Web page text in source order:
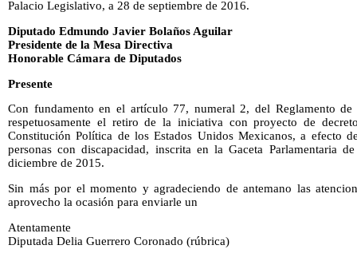
Palacio Legislativo, a 28 de septiembre de 2016.
Diputado Edmundo Javier Bolaños Aguilar
Presidente de la Mesa Directiva
Honorable Cámara de Diputados
Presente
Con fundamento en el artículo 77, numeral 2, del Reglamento
respetuosamente el retiro de la iniciativa con proyecto de
Constitución Política de los Estados Unidos Mexicanos, a efecto
personas con discapacidad, inscrita en la Gaceta Parlamentaria
diciembre de 2015.
Sin más por el momento y agradeciendo de antemano las
aprovecho la ocasión para enviarle un
Atentamente
Diputada Delia Guerrero Coronado (rúbrica)